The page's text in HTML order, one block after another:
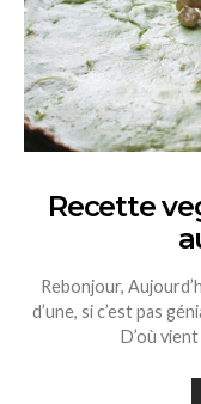
Recette
Rebonjour,
d’une, si c’est pas
D’où